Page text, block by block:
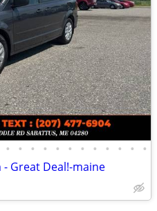
• • • • • • • • • • • •
Great Deal!-maine